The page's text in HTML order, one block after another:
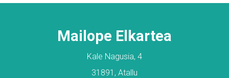
Mailope Elkartea
Kale Nagusia, 4
31891, Atallu